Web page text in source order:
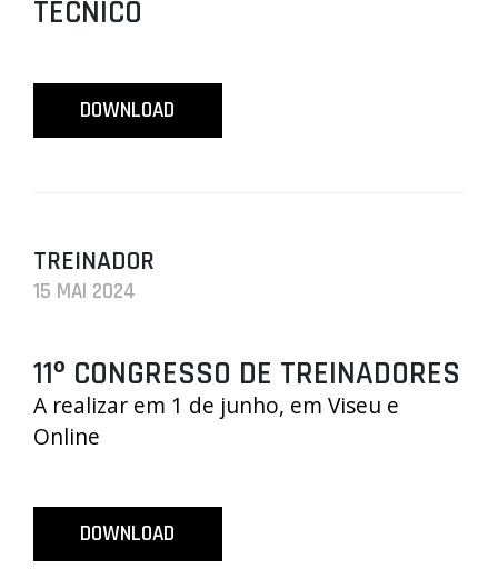
PROJETOS
LIGA BETCLIC FEMININA
TÉCNICO
DOWNLOAD
TREINADOR
15 MAI 2024
11º CONGRESSO DE TREINADORES
A realizar em 1 de junho, em Viseu e
Online
DOWNLOAD